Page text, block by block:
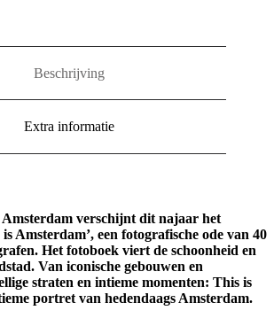
Beschrijving
Extra informatie
verschijnt dit najaar het
Amsterdam’, een fotografische ode van 40
Het fotoboek viert de schoonheid en
Van iconische gebouwen en
straten en intieme momenten: This is
portret van hedendaags Amsterdam.